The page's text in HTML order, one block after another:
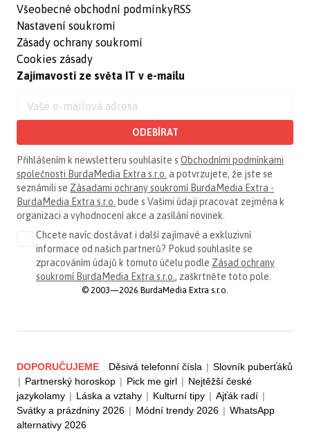
Všeobecné obchodní podmínky
Nastavení soukromí
Zásady ochrany soukromí
Cookies zásady
RSS
Zajímavosti ze světa IT v e-mailu
ODEBÍRAT
Přihlášením k newsletteru souhlasíte s Obchodními podmínkami
společnosti BurdaMedia Extra s.r.o. a potvrzujete, že jste se
seznámili se Zásadami ochrany soukromí BurdaMedia Extra -
BurdaMedia Extra s.r.o. bude s Vašimi údaji pracovat zejména k
organizaci a vyhodnocení akce a zasílání novinek.
Chcete navíc dostávat i další zajímavé a exkluzivní
informace od našich partnerů? Pokud souhlasíte se
zpracováním údajů k tomuto účelu podle Zásad ochrany
soukromí BurdaMedia Extra s.r.o., zaškrtněte toto pole.
© 2003—2026 BurdaMedia Extra s.r.o.
DOPORUČUJEME Děsivá telefonní čísla | Slovník puberťáků
| Partnerský horoskop | Pick me girl | Nejtěžší české
jazykolamy | Láska a vztahy | Kulturní tipy | Ajťák radí |
Svátky a prázdniny 2026 | Módní trendy 2026 | WhatsApp
alternativy 2026